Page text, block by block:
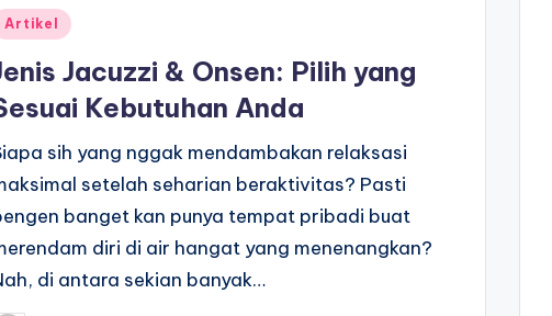
Artikel
Jacuzzi & Onsen: Pilih yang
Kebutuhan Anda
sih yang nggak mendambakan relaksasi
setelah seharian beraktivitas? Pasti
banget kan punya tempat pribadi buat
diri di air hangat yang menenangkan?
di antara sekian banyak…